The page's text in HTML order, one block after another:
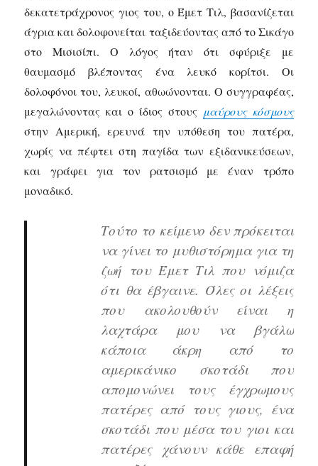
δεκατετράχρονος γιος του, ο Έμετ Τιλ, βασανίζεται
άγρια και δολοφονείται ταξιδεύοντας από το Σικάγο
στο Μισισίπι. Ο λόγος ήταν ότι σφύριξε με
θαυμασμό βλέποντας ένα λευκό κορίτσι. Οι
δολοφόνοι του, λευκοί, αθωώνονται. Ο συγγραφέας,
μεγαλώνοντας και ο ίδιος στους μαύρους κόσμους
στην Αμερική, ερευνά την υπόθεση του πατέρα,
χωρίς να πέφτει στη παγίδα των εξιδανικεύσεων,
και γράφει για τον ρατσισμό με έναν τρόπο
μοναδικό.
Τούτο το κείμενο δεν πρόκειται
να γίνει το μυθιστόρημα για τη
ζωή του Έμετ Τιλ που νόμιζα
ότι θα έβγαινε. Όλες οι λέξεις
που ακολουθούν είναι η
λαχτάρα μου να βγάλω
κάποια άκρη από το
αμερικάνικο σκοτάδι που
απομονώνει τους έγχρωμους
πατέρες από τους γιους, ένα
σκοτάδι που μέσα του γιοι και
πατέρες χάνουν κάθε επαφή